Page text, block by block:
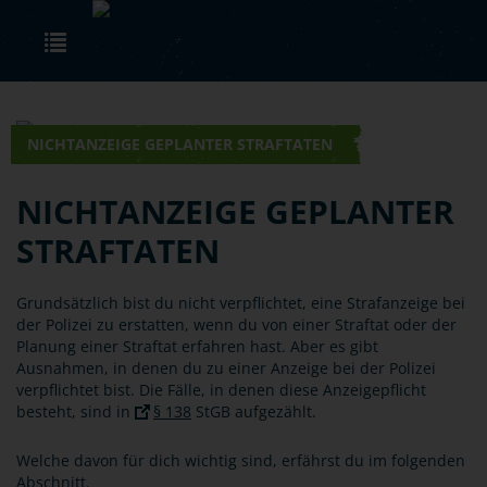
Skip to main content
NICHTANZEIGE GEPLANTER STRAFTATEN
NICHTANZEIGE GEPLANTER
STRAFTATEN
Grundsätzlich bist du nicht verpflichtet, eine Strafanzeige bei
der Polizei zu erstatten, wenn du von einer Straftat oder der
Planung einer Straftat erfahren hast. Aber es gibt
Ausnahmen, in denen du zu einer Anzeige bei der Polizei
verpflichtet bist. Die Fälle, in denen diese Anzeigepflicht
besteht, sind in
§ 138 StGB aufgezählt.
Welche davon für dich wichtig sind, erfährst du im folgenden
Abschnitt.